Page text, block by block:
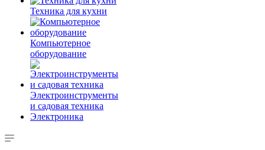
Техника для кухни
Компьютерное
оборудование
Электроинструменты
и садовая техника
Электроника